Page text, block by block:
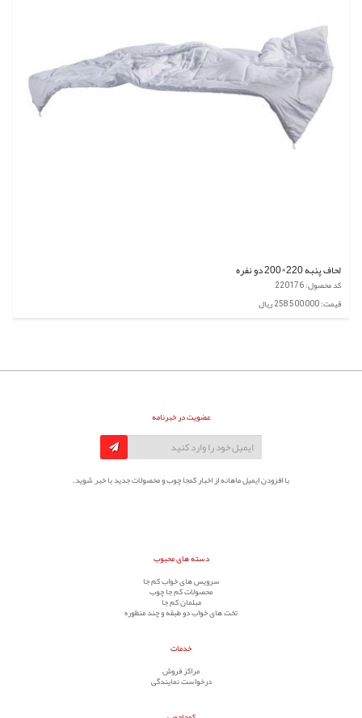
لحاف پنبه 220*200 دو نفره
کد محصول: 220176
قیمت: 258,500,000 ریال
عضویت در خبرنامه
با افزودن ایمیل ماهانه از اخبار کمجا چوب و محصولات جدید با خبر شوید.
دسته های محبوب
سرویس های خواب کم جا
محصولات کم جا چوب
مبلمان کم جا
تخت های خواب دو طبقه و چند منظوره
خدمات
مراکز فروش
درخواست نمایندگی